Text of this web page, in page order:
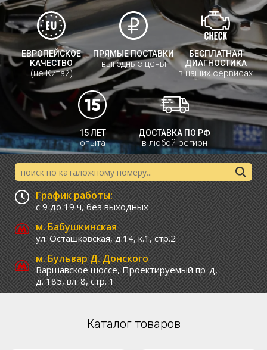
ЕВРОПЕЙСКОЕ
КАЧЕСТВО
(не Китай)
ПРЯМЫЕ ПОСТАВКИ
выгодные цены
БЕСПЛАТНАЯ
ДИАГНОСТИКА
в наших сервисах
15 ЛЕТ
опыта
ДОСТАВКА ПО РФ
в любой регион
График работы:
с 9 до 19 ч,без выходных
м. Бабушкинская
ул. Осташковская, д.14, к.1, стр.2
м. Бульвар Д. Донского
Варшавское шоссе,Проектируемый пр-д,
д. 185, вл. 8, стр. 1
Каталог товаров